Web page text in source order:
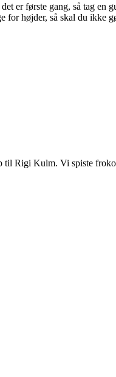
er første gang, så tag en
for højder, så skal du ikke
Rigi Kulm. Vi spiste